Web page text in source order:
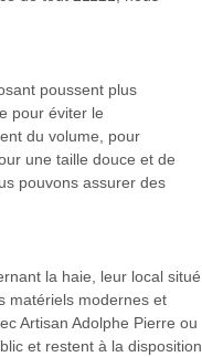
poussent plus
pour éviter le
du volume, pour
une taille douce et de
pouvons assurer des
la haie, leur local situé
matériels modernes et
Artisan Adolphe Pierre ou
et restent à la disposition